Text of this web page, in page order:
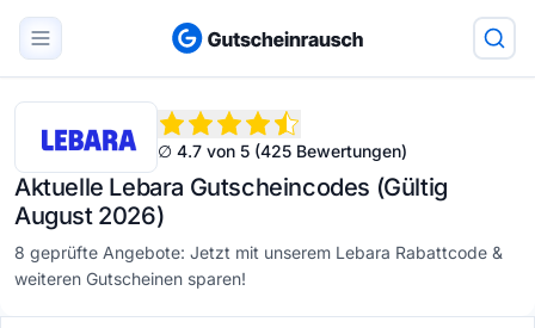
∅ 4.7 von 5 (425 Bewertungen)
Aktuelle Lebara Gutscheincodes (Gültig
August 2026)
8 geprüfte Angebote: Jetzt mit unserem Lebara Rabattcode &
weiteren Gutscheinen sparen!